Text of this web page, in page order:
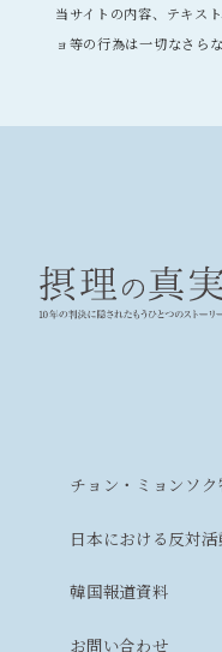
当サイトの内容、テキス
ョ等の行為は一切なさら
チョン・ミョンソク
日本における反対活
韓国報道資料
お問い合わせ